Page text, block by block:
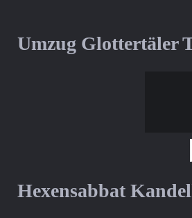
Umzug Glottertäler
Hexensabbat